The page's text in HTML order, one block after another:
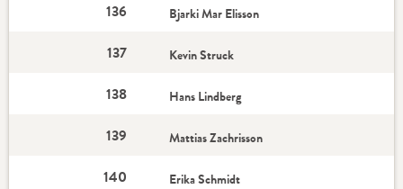
136 Bjarki Mar Elisson
137 Kevin Struck
138 Hans Lindberg
139 Mattias Zachrisson
140 Erika Schmidt